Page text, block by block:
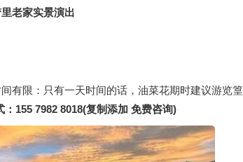
老家实景演出
有限：只有一天时间的话，油菜花期时建议游览篁
：155 7982 8018(复制添加 免费咨询)